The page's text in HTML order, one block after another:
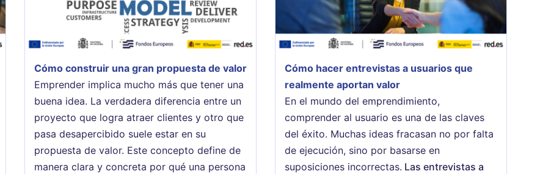
Cómo construir una gran propuesta de valor
Emprender implica mucho más que tener una
buena idea. La verdadera diferencia entre un
proyecto que logra atraer clientes y otro que
pasa desapercibido suele estar en su
propuesta de valor. Este concepto define de
manera clara y concreta por qué una persona
Cómo hacer entrevistas a usuarios que
realmente aportan valor
En el mundo del emprendimiento,
comprender al usuario es una de las claves
del éxito. Muchas ideas fracasan no por falta
de ejecución, sino por basarse en
suposiciones incorrectas. Las entrevistas a